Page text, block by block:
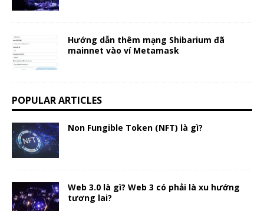
Hướng dẫn thêm mạng Shibarium đã
mainnet vào ví Metamask
POPULAR ARTICLES
Non Fungible Token (NFT) là gì?
Web 3.0 là gì? Web 3 có phải là xu hướng
tương lai?